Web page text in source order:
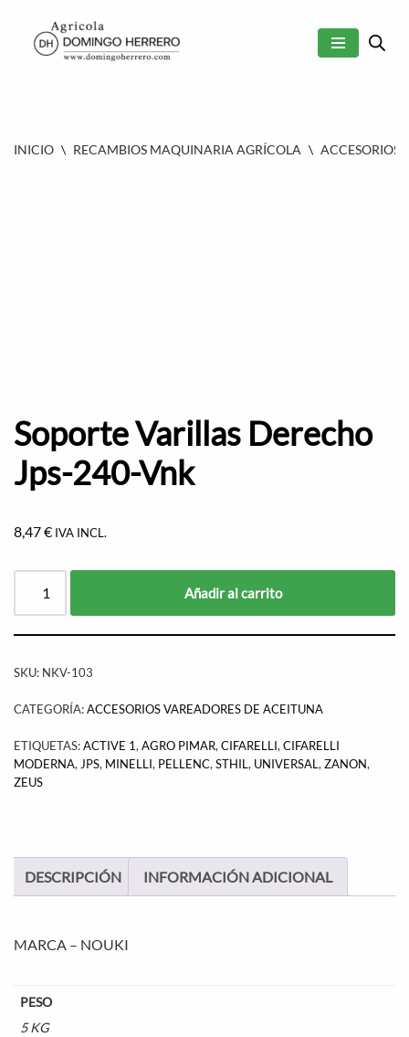
SALTAR
INICIO \ RECAMBIOS MAQUINARIA AGRÍCOLA \ ACCESORIOS
Soporte Varillas Derecho
Jps-240-Vnk
8,47€ IVA INCL.
Añadir al carrito
SKU: NKV-103
CATEGORÍA:ACCESORIOS VAREADORES DE ACEITUNA
ETIQUETAS:ACTIVE 1, AGRO PIMAR, CIFARELLI, CIFARELLI
MODERNA, JPS, MINELLI, PELLENC, STHIL, UNIVERSAL, ZANON,
ZEUS
DESCRIPCIÓN INFORMACIÓN ADICIONAL
MARCA – NOUKI
PESO
5 KG